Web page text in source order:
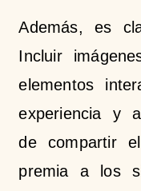
Además, es
Incluir
elementos
experiencia y
de compartir
premia a los